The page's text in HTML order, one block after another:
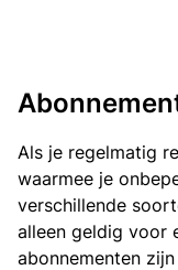
Als je regelmatig
waarmee je
verschillende
alleen geldig voor
abonnementen